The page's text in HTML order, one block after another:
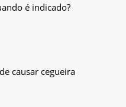
é indicado?
causar cegueira